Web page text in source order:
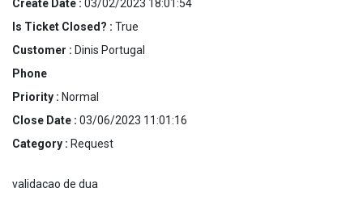
Create Date : 03/02/2023 18:01:54
Is Ticket Closed? : True
Customer : Dinis Portugal
Phone
Priority : Normal
Close Date : 03/06/2023 11:01:16
Category : Request
validacao de dua